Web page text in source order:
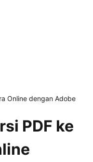
Online dengan Adobe
PDF ke